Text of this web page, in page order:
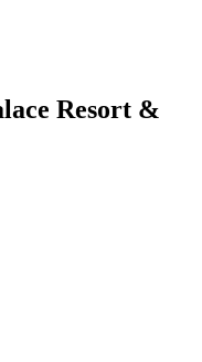
Resort &